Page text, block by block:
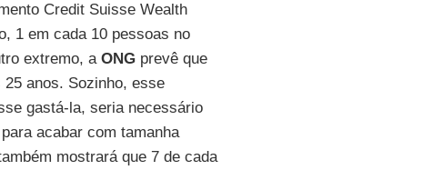
Credit Suisse Wealth
1 em cada 10 pessoas no
extremo, a ONGprevê que
anos. Sozinho, esse
gastá-la, seria necessário
acabar com tamanha
mostrará que 7 de cada